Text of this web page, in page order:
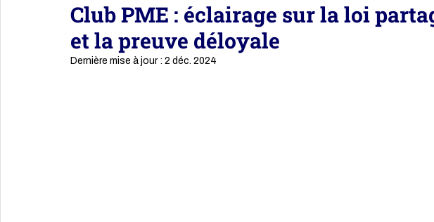
Club PME : éclairage sur la loi
et la preuve déloyale
Dernière mise à jour : 2 déc. 2024